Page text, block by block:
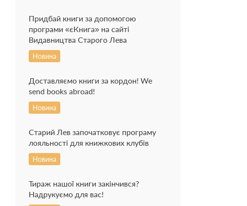
Придбай книги за допомогою
програми «єКнига» на сайті
Видавництва Старого Лева
Новина
Доставляємо книги за кордон! We
send books abroad!
Новина
Старий Лев започатковує програму
лояльності для книжкових клубів
Новина
Тираж нашої книги закінчився?
Надрукуємо для вас!